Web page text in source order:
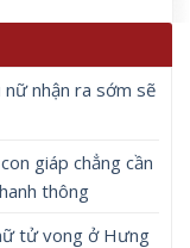
nữ nhận ra sớm sẽ
giáp chẳng cần
thông
tử vong ở Hưng